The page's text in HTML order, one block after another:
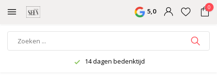
5,0 0
14 dagen bedenktijd